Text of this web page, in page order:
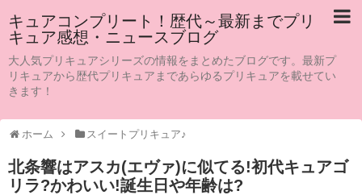
キュアコンプリート！歴代～最新までプリ
キュア感想・ニュースブログ
大人気プリキュアシリーズの情報をまとめたブログです。最新プ
リキュアから歴代プリキュアまであらゆるプリキュアを載せてい
きます！
ホーム スイートプリキュア♪
北条響はアスカ(エヴァ)に似てる!初代キュアゴ
リラ?かわいい!誕生日や年齢は?